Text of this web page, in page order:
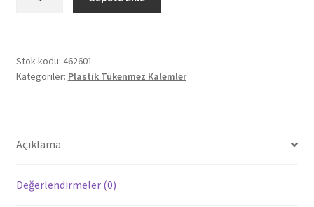
REFİL
PLASTİK
Stok kodu: 462601
Kategoriler: Plastik Tükenmez Kalemler
Açıklama
Değerlendirmeler (0)